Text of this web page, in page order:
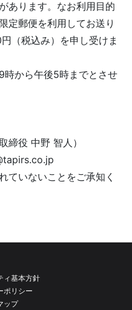
あります。なお利用目的
定郵便を利用してお送り
（税込み）を申し受けま
時から午後5時までとさせ
締役 中野 智人）
ていないことをご承知く
ィ基本方針
ポリシー
ップ